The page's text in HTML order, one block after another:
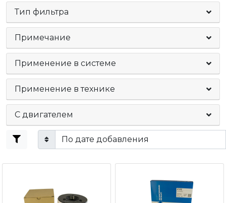
Тип фильтра
Примечание
Применение в системе
Применение в технике
C двигателем